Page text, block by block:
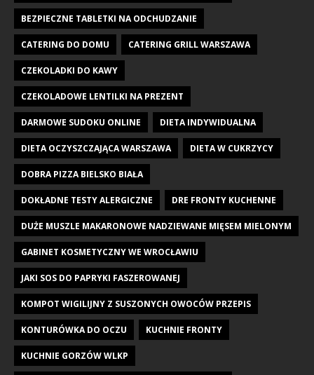
BEZPIECZNE TABLETKI NA ODCHUDZANIE
CATERING DO DOMU CATERING GRILL WARSZAWA
CZEKOLADKI DO KAWY
CZEKOLADOWE LENTILKI NA PREZENT
DARMOWE SUDOKU ONLINE DIETA INDYWIDUALNA
DIETA OCZYSZCZAJĄCA WARSZAWA DIETA W CUKRZYCY
DOBRA PIZZA BIELSKO BIAŁA
DOKŁADNE TESTY ALERGICZNE DRE FRONTY KUCHENNE
DUŻE MUSZLE MAKARONOWE NADZIEWANE MIĘSEM MIELONYM
GABINET KOSMETYCZNY WE WROCŁAWIU
JAKI SOS DO PAPRYKI FASZEROWANEJ
KOMPOT WIGILIJNY Z SUSZONYCH OWOCÓW PRZEPIS
KONTURÓWKA DO OCZU KUCHNIE FRONTY
KUCHNIE GORZÓW WLKP